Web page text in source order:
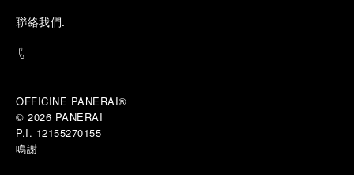
聯絡我們.
OFFICINE PANERAI®
© 2026 PANERAI
P.I. 12155270155
鳴謝